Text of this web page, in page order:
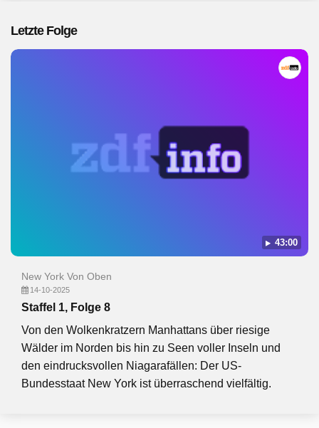
Letzte Folge
43:00
New York Von Oben
14-10-2025
Staffel 1, Folge 8
Von den Wolkenkratzern Manhattans über riesige
Wälder im Norden bis hin zu Seen voller Inseln und
den eindrucksvollen Niagarafällen: Der US-
Bundesstaat New York ist überraschend vielfältig.